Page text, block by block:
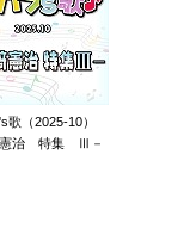
歌（2025-10）
憲治 特集 Ⅲ－